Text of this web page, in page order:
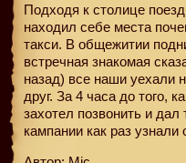
Подходя к столице
находил себе места
такси. В общежитии
встречная знакомая
назад) все наши уехали
друг. За 4 часа до того,
захотел позвонить и дал
кампании как раз узнали